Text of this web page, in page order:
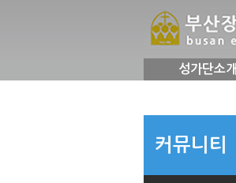
성가단소개
커뮤니티